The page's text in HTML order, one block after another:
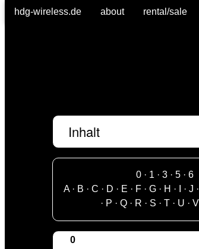
hdg-wireless.de about rental/sale
Inhalt
0· 1· 3· 5· 6
A· B ·C · D · E · F ·G · H · ·J ·
· P · Q· R · S · T · U · V
0